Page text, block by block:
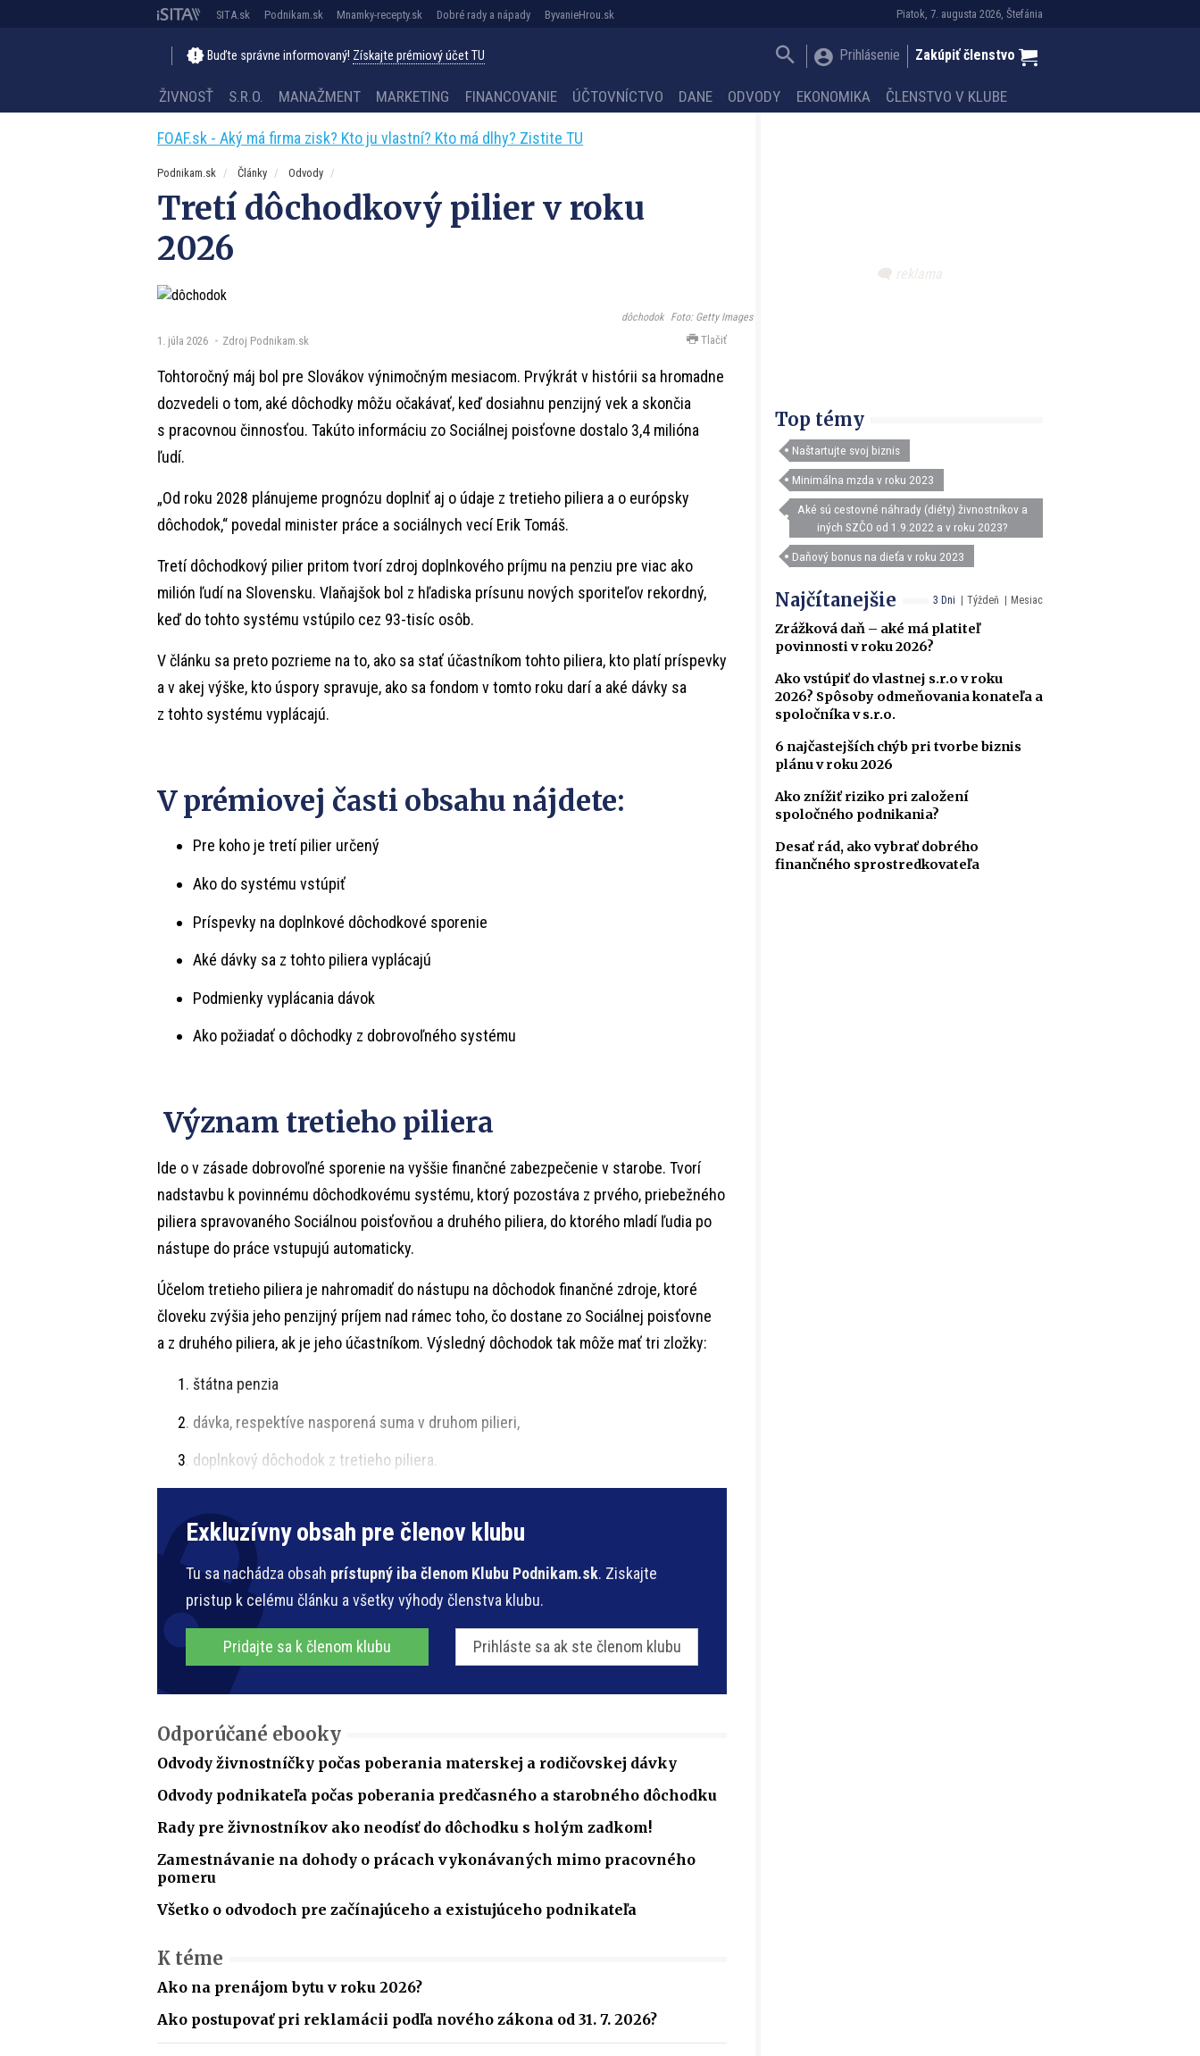
Piatok, 7. augusta 2026, Štefánia
SITA.sk Podnikam.sk Mnamky-recepty.sk Dobré rady a nápady ByvanieHrou.sk
Buďte správne informovaný! Získajte prémiový účet TU Prihlásenie Zakúpiť členstvo
ŽIVNOSŤ S.R.O. MANAŽMENT MARKETING FINANCOVANIE ÚČTOVNÍCTVO DANE ODVODY EKONOMIKA ČLENSTVO V KLUBE
FOAF.sk - Aký má firma zisk? Kto ju vlastní? Kto má dlhy? Zistite TU
Podnikam.sk Články Odvody
Tretí dôchodkový pilier v roku
2026
dôchodok Foto: Getty Images
1. júla 2026 Zdroj Podnikam.sk Tlačiť
Tohtoročný máj bol pre Slovákov výnimočným mesiacom. Prvýkrát v histórii sa hromadne
dozvedeli o tom, aké dôchodky môžu očakávať, keď dosiahnu penzijný vek a skončia
s pracovnou činnosťou. Takúto informáciu zo Sociálnej poisťovne dostalo 3,4 milióna
ľudí.
„Od roku 2028 plánujeme prognózu doplniť aj o údaje z tretieho piliera a o európsky
dôchodok,“ povedal minister práce a sociálnych vecí Erik Tomáš.
Tretí dôchodkový pilier pritom tvorí zdroj doplnkového príjmu na penziu pre viac ako
milión ľudí na Slovensku. Vlaňajšok bol z hľadiska prísunu nových sporiteľov rekordný,
keď do tohto systému vstúpilo cez 93-tisíc osôb.
V článku sa preto pozrieme na to, ako sa stať účastníkom tohto piliera, kto platí príspevky
a v akej výške, kto úspory spravuje, ako sa fondom v tomto roku darí a aké dávky sa
z tohto systému vyplácajú.
V prémiovej časti obsahu nájdete:
Pre koho je tretí pilier určený
Ako do systému vstúpiť
Príspevky na doplnkové dôchodkové sporenie
Aké dávky sa z tohto piliera vyplácajú
Podmienky vyplácania dávok
Ako požiadať o dôchodky z dobrovoľného systému
Význam tretieho piliera
Ide o v zásade dobrovoľné sporenie na vyššie finančné zabezpečenie v starobe. Tvorí
nadstavbu k povinnému dôchodkovému systému, ktorý pozostáva z prvého, priebežného
piliera spravovaného Sociálnou poisťovňou a druhého piliera, do ktorého mladí ľudia po
nástupe do práce vstupujú automaticky.
Účelom tretieho piliera je nahromadiť do nástupu na dôchodok finančné zdroje, ktoré
človeku zvýšia jeho penzijný príjem nad rámec toho, čo dostane zo Sociálnej poisťovne
a z druhého piliera, ak je jeho účastníkom. Výsledný dôchodok tak môže mať tri zložky:
štátna penzia
dávka, respektíve nasporená suma v druhom pilieri,
doplnkový dôchodok z tretieho piliera.
Exkluzívny obsah pre členov klubu
Tu sa nachádza obsah prístupný iba členom Klubu Podnikam.sk. Ziskajte
pristup k celému článku a všetky výhody členstva klubu.
Pridajte sa k členom klubu Prihláste sa ak ste členom klubu
Odporúčané ebooky
Odvody živnostníčky počas poberania materskej a rodičovskej dávky
Odvody podnikateľa počas poberania predčasného a starobného dôchodku
Rady pre živnostníkov ako neodísť do dôchodku s holým zadkom!
Zamestnávanie na dohody o prácach vykonávaných mimo pracovného
pomeru
Všetko o odvodoch pre začínajúceho a existujúceho podnikateľa
K téme
Ako na prenájom bytu v roku 2026?
Ako postupovať pri reklamácii podľa nového zákona od 31. 7. 2026?
Top témy
Naštartujte svoj biznis
Minimálna mzda v roku 2023
Aké sú cestovné náhrady (diéty) živnostníkov a
iných SZČO od 1.9.2022 a v roku 2023?
Daňový bonus na dieťa v roku 2023
3 Dni Týždeň Mesiac
Najčítanejšie
Zrážková daň – aké má platiteľ
povinnosti v roku 2026?
Ako vstúpiť do vlastnej s.r.o v roku
2026? Spôsoby odmeňovania konateľa a
spoločníka v s.r.o.
6 najčastejších chýb pri tvorbe biznis
plánu v roku 2026
Ako znížiť riziko pri založení
spoločného podnikania?
Desať rád, ako vybrať dobrého
finančného sprostredkovateľa